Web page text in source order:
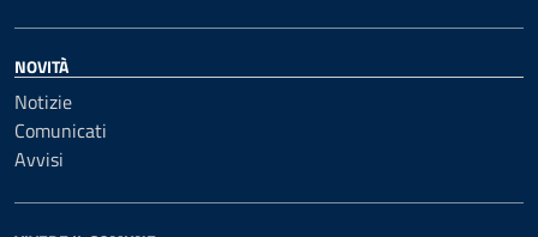
NOVITÀ
Notizie
Comunicati
Avvisi